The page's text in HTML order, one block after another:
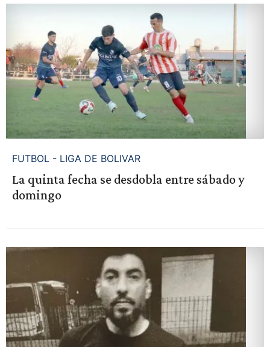
FUTBOL - LIGA DE BOLIVAR
La quinta fecha se desdobla entre sábado y
domingo